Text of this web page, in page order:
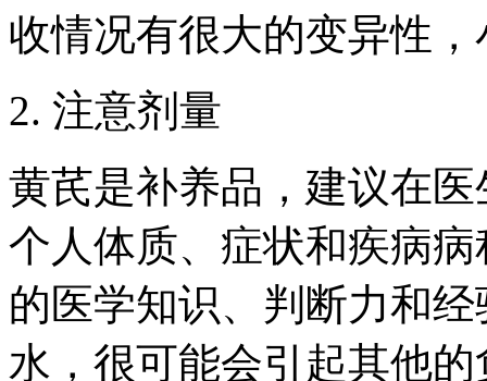
收情况有很大的变异性
2. 注意剂量
黄芪是补养品，建议在
个人体质、症状和疾病
的医学知识、判断力和
水，很可能会引起其他